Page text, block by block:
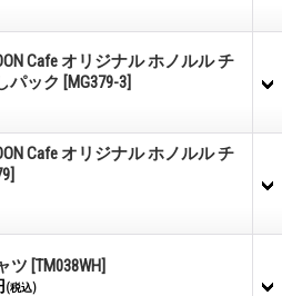
Cafe オリジナル ホノルル チ
パック [MG379-3]
Cafe オリジナル ホノルル チ
ツ [TM038WH]
(税込)